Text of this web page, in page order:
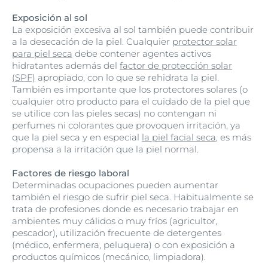
Exposición al sol
La exposición excesiva al sol también puede contribuir
a la desecación de la piel. Cualquier protector solar
para piel seca debe contener agentes activos
hidratantes además del factor de protección solar
(SPF) apropiado, con lo que se rehidrata la piel.
También es importante que los protectores solares (o
cualquier otro producto para el cuidado de la piel que
se utilice con las pieles secas) no contengan ni
perfumes ni colorantes que provoquen irritación, ya
que la piel seca y en especial la piel facial seca, es más
propensa a la irritación que la piel normal.
Factores de riesgo laboral
Determinadas ocupaciones pueden aumentar
también el riesgo de sufrir piel seca. Habitualmente se
trata de profesiones donde es necesario trabajar en
ambientes muy cálidos o muy fríos (agricultor,
pescador), utilización frecuente de detergentes
(médico, enfermera, peluquera) o con exposición a
productos químicos (mecánico, limpiadora).